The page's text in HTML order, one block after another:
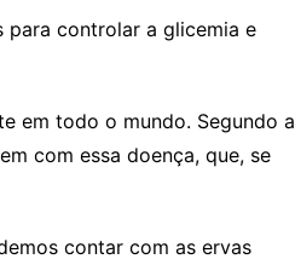
para controlar a glicemia e
em todo o mundo. Segundo a
com essa doença, que, se
contar com as ervas